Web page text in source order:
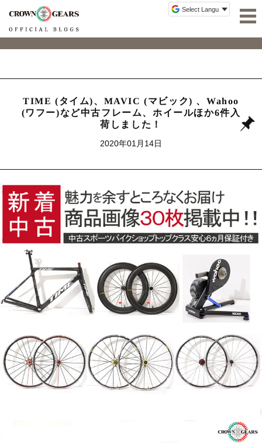
TIME (タイム)、MAVIC (マビック) 、Wahoo
(ワフー)など中古フレーム、ホイールほか6件入
荷しました！
2020年01月14日